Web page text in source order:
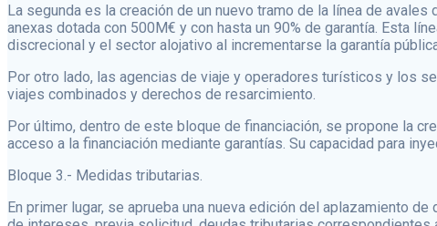
La segunda es la creación de un nuevo tramo de la línea de
anexas dotada con 500M€ y con hasta un 90% de garantía. Esta
discrecional y el sector alojativo al incrementarse la garantía
Por otro lado, las agencias de viaje y operadores turísticos y los
viajes combinados y derechos de resarcimiento.
Por último, dentro de este bloque de financiación, se propone la
acceso a la financiación mediante garantías. Su capacidad para
Bloque 3.- Medidas tributarias.
En primer lugar, se aprueba una nueva edición del aplazamiento